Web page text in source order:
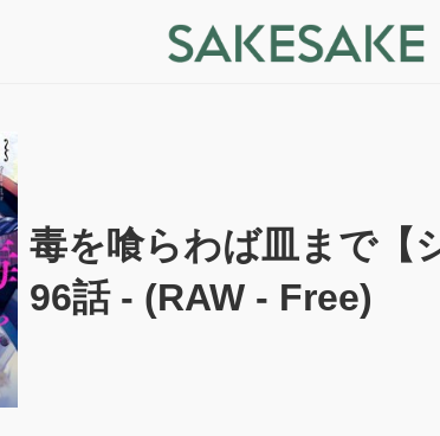
毒を喰らわば皿まで【
96話 - (RAW - Free)